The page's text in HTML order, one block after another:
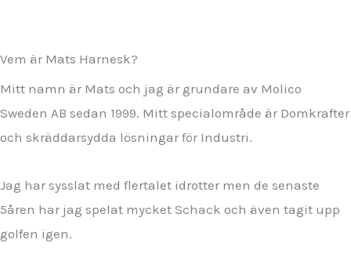
Vem är Mats Harnesk?
Mitt namn är Mats och jag är grundare av Molico
Sweden AB sedan 1999. Mitt specialområde är Domkrafter
och skräddarsydda lösningar för Industri.
Jag har sysslat med flertalet idrotter men de senaste
5åren har jag spelat mycket Schack och även tagit upp
golfen igen.